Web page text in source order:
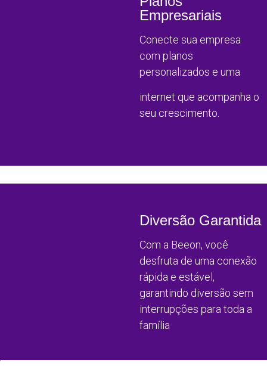
Empresariais
Conecte sua empresa
com planos
personalizados e uma
internet que acompanha o
seu crescimento.
Diversão Garantida
Com a Beeon, você
desfruta de uma conexão
rápida e estável,
garantindo diversão sem
interrupções para toda a
família